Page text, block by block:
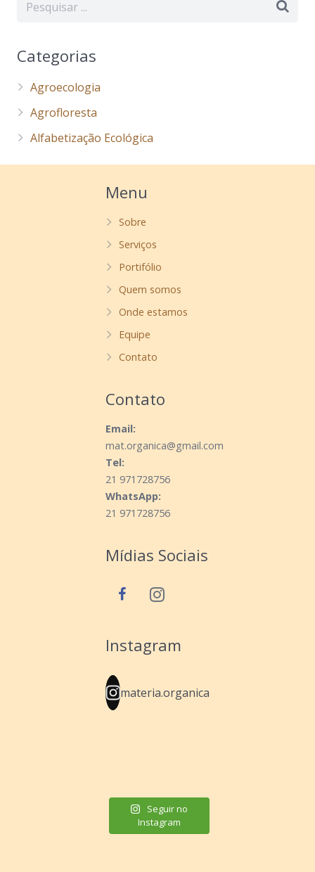
Categorias
Agroecologia
Agrofloresta
Alfabetização Ecológica
Menu
Sobre
Serviços
Portifólio
Quem somos
Onde estamos
Equipe
Contato
Contato
Email:
mat.organica@gmail.com
Tel:
21 971728756
WhatsApp:
21 971728756
Mídias Sociais
Instagram
materia.organica
Seguir no
Instagram